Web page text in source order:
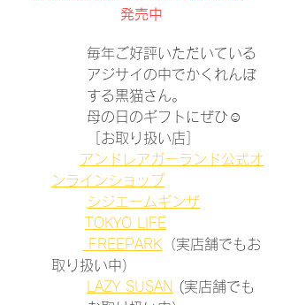
​発売中
毎年ご好評いただいている
アジサイの中でかくれんぼ
する黒猫さん。
母の日のギフトにぜひ☺️
［お取り扱い店］
アンドレアガーランド公式オ
ンラインショップ
シジエームギンザ
TOKYO LIFE
FREEPARK （実店舗でもお
取り扱い中）
LAZY SUSAN
(実店舗でも